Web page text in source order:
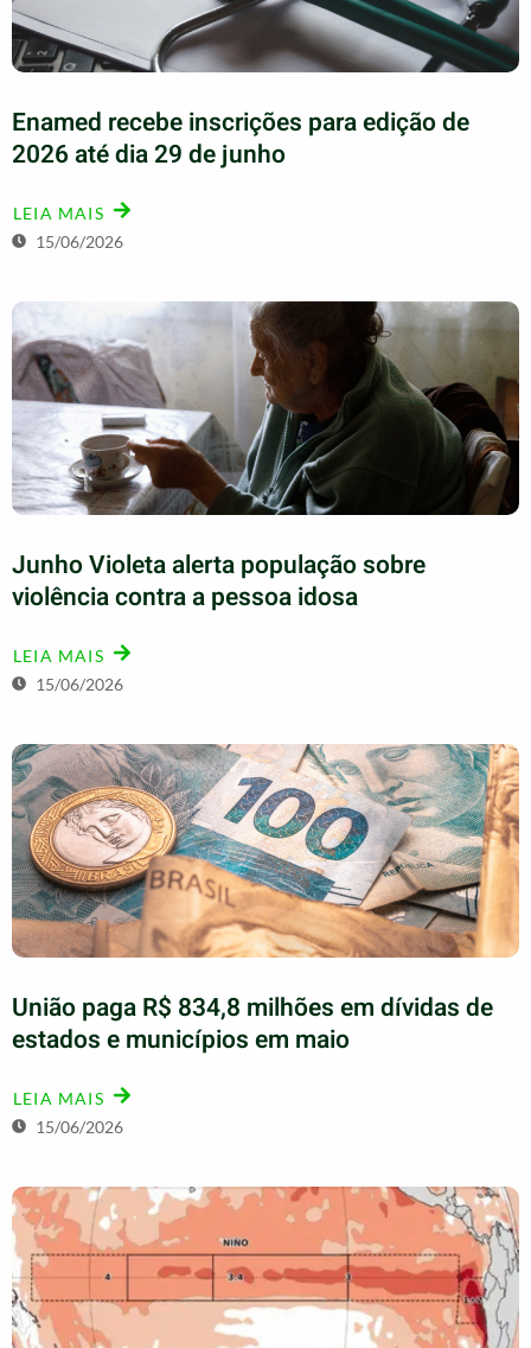
Enamed recebe inscrições para edição de
2026 até dia 29 de junho
LEIA MAIS
15/06/2026
Junho Violeta alerta população sobre
violência contra a pessoa idosa
LEIA MAIS
15/06/2026
União paga R$ 834,8 milhões em dívidas de
estados e municípios em maio
LEIA MAIS
15/06/2026